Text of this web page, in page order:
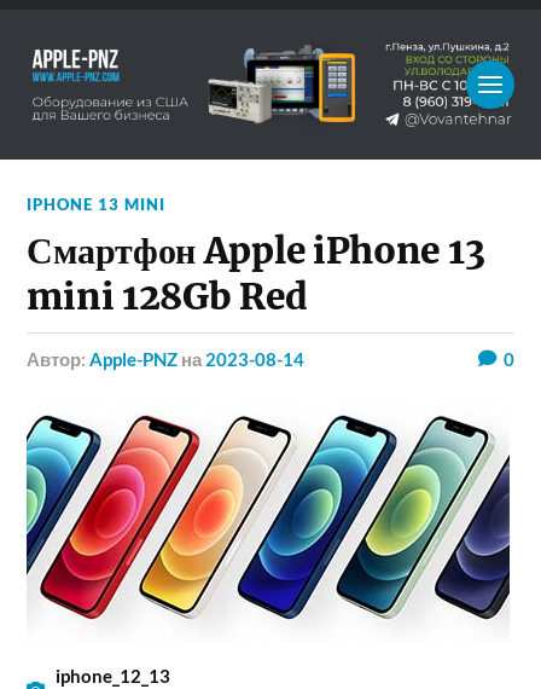
IPHONE 13 MINI
Смартфон Apple iPhone 13
mini 128Gb Red
Автор:Apple-PNZ на 2023-08-14 0
iphone_12_13